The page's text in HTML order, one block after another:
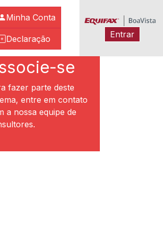
Minha Conta
Declaração Entrar
Pretose
fazer parte deste
entre em contato
a nossa equipe de